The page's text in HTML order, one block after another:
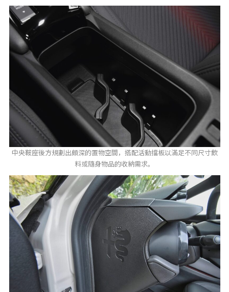
中央鞍座後方規劃出頗深的置物空間，搭配活動擋板以滿足不同尺寸飲
料或隨身物品的收納需求。